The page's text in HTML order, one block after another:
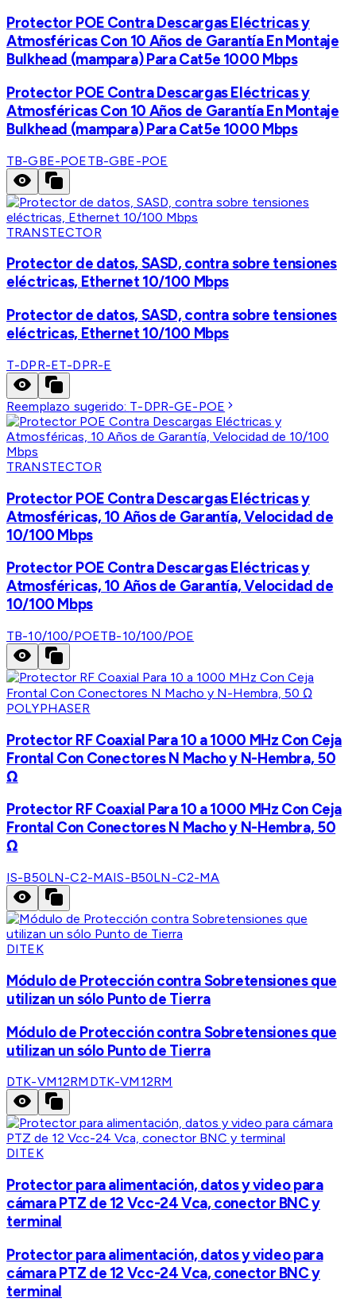
Protector POE Contra Descargas Eléctricas y
Atmosféricas Con 10 Años de Garantía En Montaje
Bulkhead (mampara) Para Cat5e 1000 Mbps
Protector POE Contra Descargas Eléctricas y
Atmosféricas Con 10 Años de Garantía En Montaje
Bulkhead (mampara) Para Cat5e 1000 Mbps
TB-GBE-POETB-GBE-POE
TRANSTECTOR
Protector de datos, SASD, contra sobre tensiones
eléctricas, Ethernet 10/100 Mbps
Protector de datos, SASD, contra sobre tensiones
eléctricas, Ethernet 10/100 Mbps
T-DPR-ET-DPR-E
Reemplazo sugerido: T-DPR-GE-POE
TRANSTECTOR
Protector POE Contra Descargas Eléctricas y
Atmosféricas, 10 Años de Garantía, Velocidad de
10/100 Mbps
Protector POE Contra Descargas Eléctricas y
Atmosféricas, 10 Años de Garantía, Velocidad de
10/100 Mbps
TB-10/100/POETB-10/100/POE
POLYPHASER
Protector RF Coaxial Para 10 a 1000 MHz Con Ceja
Frontal Con Conectores N Macho y N-Hembra, 50
Ω
Protector RF Coaxial Para 10 a 1000 MHz Con Ceja
Frontal Con Conectores N Macho y N-Hembra, 50
Ω
IS-B50LN-C2-MAIS-B50LN-C2-MA
DITEK
Módulo de Protección contra Sobretensiones que
utilizan un sólo Punto de Tierra
Módulo de Protección contra Sobretensiones que
utilizan un sólo Punto de Tierra
DTK-VM12RM DTK-VM12RM
DITEK
Protector para alimentación, datos y video para
cámara PTZ de 12 Vcc-24 Vca, conector BNC y
terminal
Protector para alimentación, datos y video para
cámara PTZ de 12 Vcc-24 Vca, conector BNC y
terminal